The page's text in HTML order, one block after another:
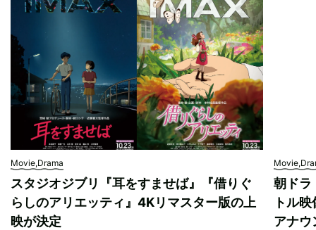
Movie,Drama
スタジオジブリ『耳をすませば』『借りぐ
らしのアリエッティ』4Kリマスター版の上
映が決定
朝ドラ
トル
アナウ